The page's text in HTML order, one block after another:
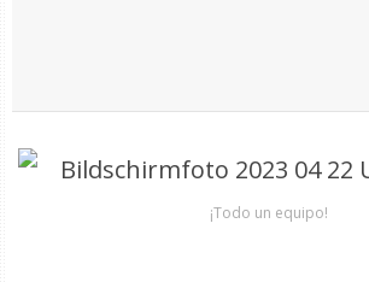
¡Todo un equipo!